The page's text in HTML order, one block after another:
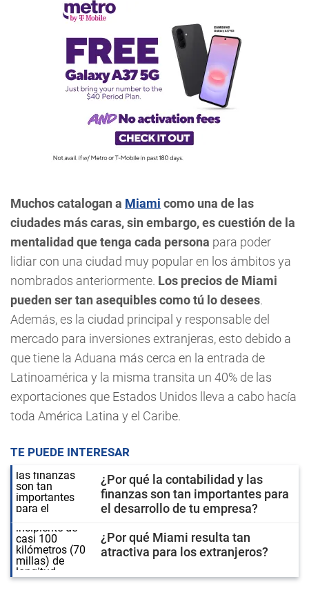
Muchos catalogan a Miami como una de las
ciudades más caras, sin embargo, es cuestión de la
mentalidad que tenga cada persona para poder
lidiar con una ciudad muy popular en los ámbitos ya
nombrados anteriormente. Los precios de Miami
pueden ser tan asequibles como tú lo desees.
Además, es la ciudad principal y responsable del
mercado para inversiones extranjeras, esto debido a
que tiene la Aduana más cerca en la entrada de
Latinoamérica y la misma transita un 40% de las
exportaciones que Estados Unidos lleva a cabo hacía
toda América Latina y el Caribe.
TE PUEDE INTERESAR
¿Por qué la contabilidad y las
finanzas son tan importantes para
el desarrollo de tu empresa?
¿Por qué Miami resulta tan
atractiva para los extranjeros?